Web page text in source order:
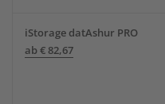
iStorage datAshur PRO
ab€ 82,67